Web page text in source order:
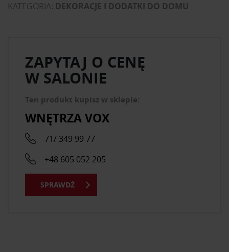
KATEGORIA: DEKORACJE I DODATKI DO DOMU
ZAPYTAJ O CENĘ
W SALONIE
Ten produkt kupisz w sklepie:
WNĘTRZA VOX
71/ 349 99 77
+48 605 052 205
SPRAWDŹ